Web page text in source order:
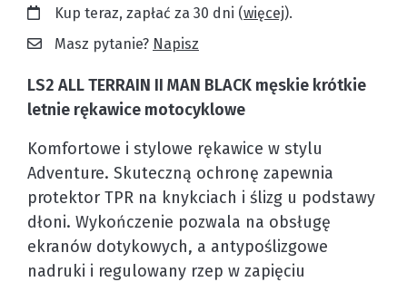
Kup teraz, zapłać za 30 dni (więcej).
Masz pytanie? Napisz
LS2 ALL TERRAIN II MAN BLACK męskie krótkie
letnie rękawice motocyklowe
Komfortowe i stylowe rękawice w stylu
Adventure. Skuteczną ochronę zapewnia
protektor TPR na knykciach i ślizg u podstawy
dłoni. Wykończenie pozwala na obsługę
ekranów dotykowych, a antypoślizgowe
nadruki i regulowany rzep w zapięciu